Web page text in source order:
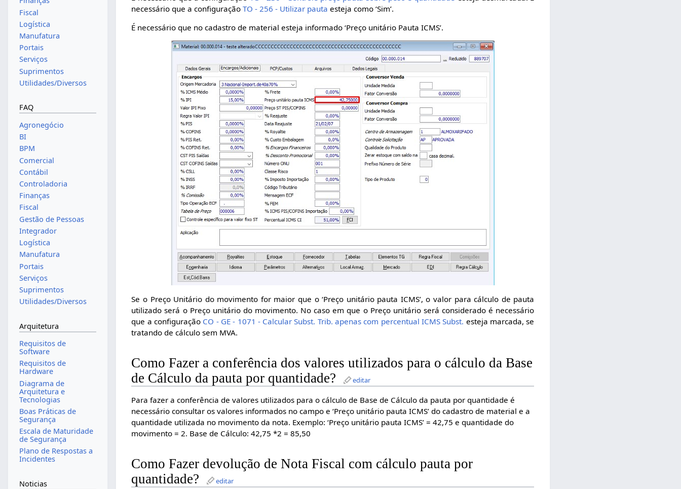
necessário que a configuraçãoTO - 256 - Utilizar pauta esteja como ‘Sim’.
É necessário que no cadastro de material esteja informado ‘Preço unitário Pauta ICMS’.
Se o Preço Unitário do movimento for maior que o ‘Preço unitário pauta ICMS’, o valor para cálculo de pauta
utilizado será o Preço unitário do movimento. No caso em que o Preço unitário será considerado é necessário
que a configuração CO - GE - 1071 - Calcular Subst. Trib. apenas com percentual ICMS Subst. esteja marcada, se
tratando de cálculo sem MVA.
Como Fazer a conferência dos valores utilizados para o cálculo da Base
de Cálculo da pauta por quantidade?
editar
Para fazer a conferência de valores utilizados para o cálculo de Base de Cálculo da pauta por quantidade é
necessário consultar os valores informados no campo e ‘Preço unitário pauta ICMS’ do cadastro de material e a
quantidade utilizada no movimento da nota. Exemplo: ‘Preço unitário pauta ICMS’ = 42,75 e quantidade do
movimento = 2. Base de Cálculo: 42,75 *2 = 85,50
Como Fazer devolução de Nota Fiscal com cálculo pauta por
quantidade?
editar
Fiscal
Logística
Manufatura
Portais
Serviços
Suprimentos
Utilidades/Diversos
FAQ
Agronegócio
BI
BPM
Comercial
Contábil
Controladoria
Finanças
Fiscal
Gestão de Pessoas
Integrador
Logística
Manufatura
Portais
Serviços
Suprimentos
Utilidades/Diversos
Arquitetura
Requisitos de
Software
Requisitos de
Hardware
Diagrama de
Arquitetura e
Tecnologias
Boas Práticas de
Segurança
Escala de Maturidade
de Segurança
Plano de Respostas a
Incidentes
Noticias